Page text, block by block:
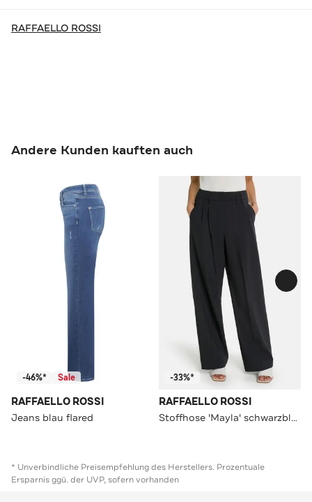
RAFFAELLO ROSSI
Andere Kunden kauften auch
-46%* Sale
RAFFAELLO ROSSI
Jeans blau flared
-33%*
RAFFAELLO ROSSI
Stoffhose 'Mayla' schwarzblau
* Unverbindliche Preisempfehlung des Herstellers. Prozentuale
Ersparnis ggü. der UVP, sofern vorhanden